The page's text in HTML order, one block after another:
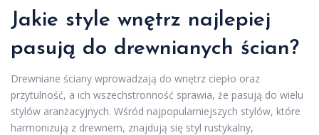
Jakie style wnętrz najlepiej
pasują do drewnianych ścian?
Drewniane ściany wprowadzają do wnętrz ciepło oraz
przytulność, a ich wszechstronność sprawia, że pasują do wielu
stylów aranżacyjnych. Wśród najpopularniejszych stylów, które
harmonizują z drewnem, znajdują się styl rustykalny,